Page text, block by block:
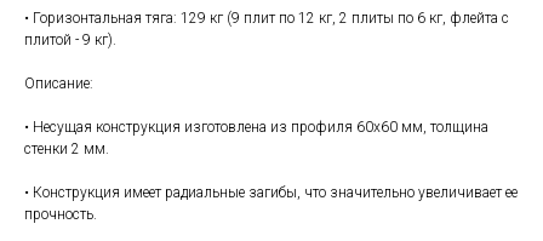
• Горизонтальная тяга: 129 кг (9 плит по 12 кг, 2 плиты по 6 кг, флейта с
плитой - 9 кг).
Описание:
• Несущая конструкция изготовлена из профиля 60х60 мм, толщина
стенки 2 мм.
• Конструкция имеет радиальные загибы, что значительно увеличивает ее
прочность.